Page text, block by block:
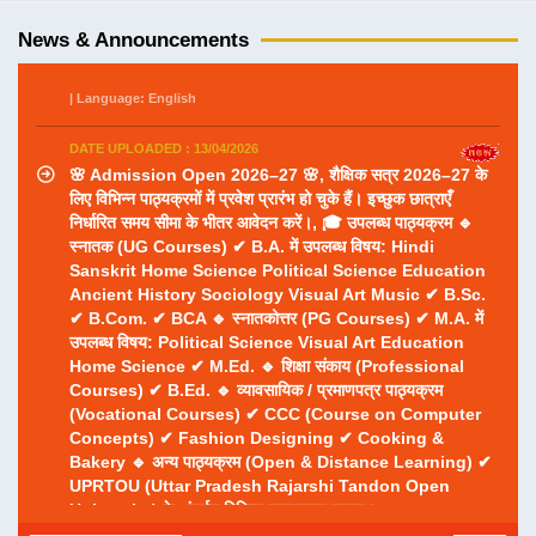
News & Announcements
कर लें, ताकि वे निर्धारित तिथि से कक्षाओं में सम्मिलित हो सकें।
🌸 Admission Open 2026–27 🌸, शैक्षिक सत्र 2026–27 के
लिए विभिन्न पाठ्यक्रमों में प्रवेश प्रारंभ हो चुके हैं। इच्छुक छात्राएँ
निर्धारित समय सीमा के भीतर आवेदन करें।, 🎓 उपलब्ध पाठ्यक्रम 🔹
स्नातक (UG Courses) ✔ B.A. में उपलब्ध विषय: Hindi
Sanskrit Home Science Political Science Education
Ancient History Sociology Visual Art Music ✔ B.Sc.
✔ B.Com. ✔ BCA 🔹 स्नातकोत्तर (PG Courses) ✔ M.A. में
उपलब्ध विषय: Political Science Visual Art Education
Home Science ✔ M.Ed. 🔹 शिक्षा संकाय (Professional
Courses) ✔ B.Ed. 🔹 व्यावसायिक / प्रमाणपत्र पाठ्यक्रम
(Vocational Courses) ✔ CCC (Course on Computer
Concepts) ✔ Fashion Designing ✔ Cooking &
Bakery 🔹 अन्य पाठ्यक्रम (Open & Distance Learning) ✔
UPRTOU (Uttar Pradesh Rajarshi Tandon Open
University) के अंतर्गत विभिन्न पाठ्यक्रम उपलब्ध
| Language: English